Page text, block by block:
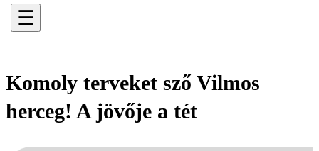
☰
Komoly terveket sző Vilmos
herceg! A jövője a tét